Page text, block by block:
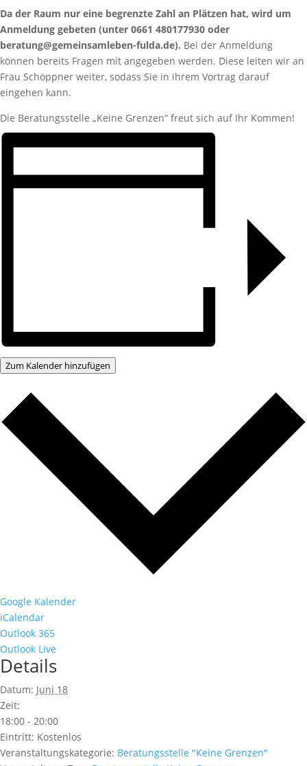
Da der Raum nur eine begrenzte Zahl an Plätzen hat, wird um
Anmeldung gebeten (unter 0661 480177930 oder
beratung@gemeinsamleben-fulda.de). Bei der Anmeldung
können bereits Fragen mit angegeben werden. Diese leiten wir an
Frau Schöppner weiter, sodass Sie in ihrem Vortrag darauf
eingehen kann.
Die Beratungsstelle „Keine Grenzen“ freut sich auf Ihr Kommen!
Zum Kalender hinzufügen
Google Kalender
iCalendar
Outlook 365
Outlook Live
Details
Datum: Juni 18
Zeit:
18:00 - 20:00
Eintritt: Kostenlos
Veranstaltungskategorie: Beratungsstelle "Keine Grenzen"